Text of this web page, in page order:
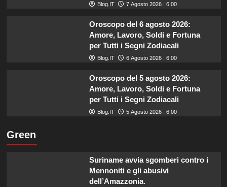
Blog.IT 7 Agosto 2026 : 6:00
Oroscopo del 6 agosto 2026:
Amore, Lavoro, Soldi e Fortuna
per Tutti i Segni Zodiacali
Blog.IT 6 Agosto 2026 : 6:00
Oroscopo del 5 agosto 2026:
Amore, Lavoro, Soldi e Fortuna
per Tutti i Segni Zodiacali
Blog.IT 5 Agosto 2026 : 6:00
Green
Suriname avvia sgomberi contro i
Mennoniti e gli abusivi
dell’Amazzonia.